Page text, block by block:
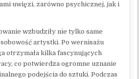
uwięzi, zarówno psychicznej, jak i
wzbudziły nie tylko same
artystki. Po wernisażu
otrzymała kilka fascynujących
co potwierdza ogromne uznanie
podejścia do sztuki. Podczas